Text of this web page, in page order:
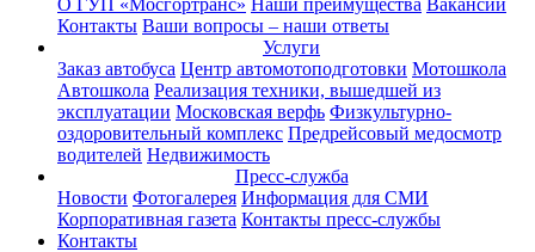
О ГУП «Мосгортранс» Наши преимущества Вакансии
Контакты Ваши вопросы – наши ответы
Услуги
Заказ автобуса Центр автомотоподготовки Мотошкола
Автошкола Реализация техники, вышедшей из
эксплуатации Московская верфь Физкультурно-
оздоровительный комплекс Предрейсовый медосмотр
водителей Недвижимость
Пресс-служба
Новости Фотогалерея Информация для СМИ
Корпоративная газета Контакты пресс-службы
Контакты